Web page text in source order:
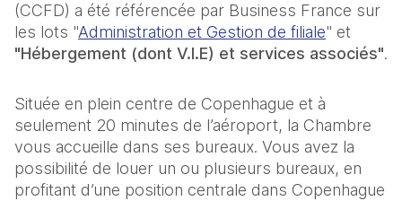
(CCFD) a été référencée par Business France sur
les lots "Administration et Gestion de filiale" et
"Hébergement (dont V.I.E) et services associés".
Située en plein centre de Copenhague et à
seulement 20 minutes de l’aéroport, la Chambre
vous accueille dans ses bureaux. Vous avez la
possibilité de louer un ou plusieurs bureaux, en
profitant d’une position centrale dans Copenhague